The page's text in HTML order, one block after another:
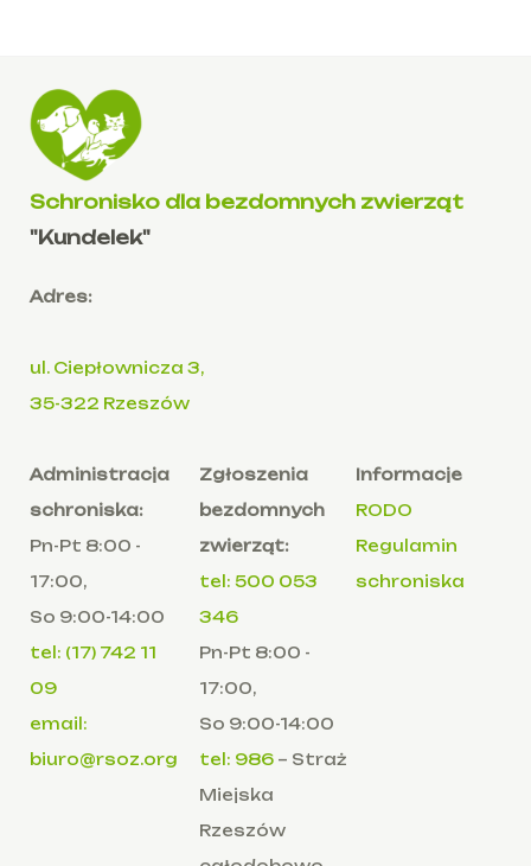
Schronisko dla bezdomnych zwierząt
"Kundelek"
Adres:
ul. Ciepłownicza 3,
35-322 Rzeszów
Administracja
schroniska:
Pn-Pt 8:00 -
17:00,
So 9:00-14:00
tel: (17) 742 11
09
email:
biuro@rsoz.org
Zgłoszenia
bezdomnych
zwierząt:
tel: 500 053
346
Pn-Pt 8:00 -
17:00,
So 9:00-14:00
tel: 986– Straż
Miejska
Rzeszów
Informacje
RODO
Regulamin
schroniska